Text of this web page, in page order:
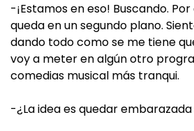
-¡Estamos en eso! Buscando.
queda en un segundo plano.
dando todo como se me tiene
voy a meter en algún otro
comedias musical más tranqui.
-¿La idea es quedar